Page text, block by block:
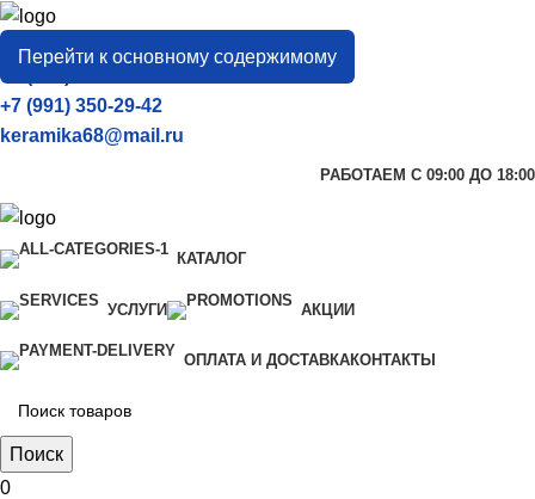
Перейти к основному содержимому
город
Тамбов
+7 (906) 657-33-54
+7 (991) 350-29-42
keramika68@mail.ru
РАБОТАЕМ С 09:00 ДО 18:00
КАТАЛОГ
УСЛУГИ АКЦИИ
ОПЛАТА И ДОСТАВКАКОНТАКТЫ
Поиск
0